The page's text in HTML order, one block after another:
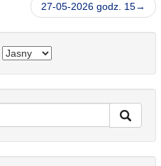
27-05-2026 godz. 15→